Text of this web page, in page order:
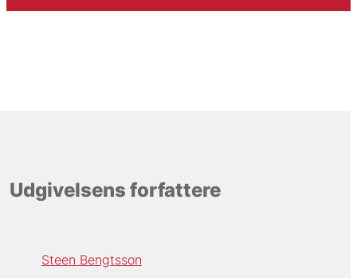
Udgivelsens forfattere
Steen Bengtsson